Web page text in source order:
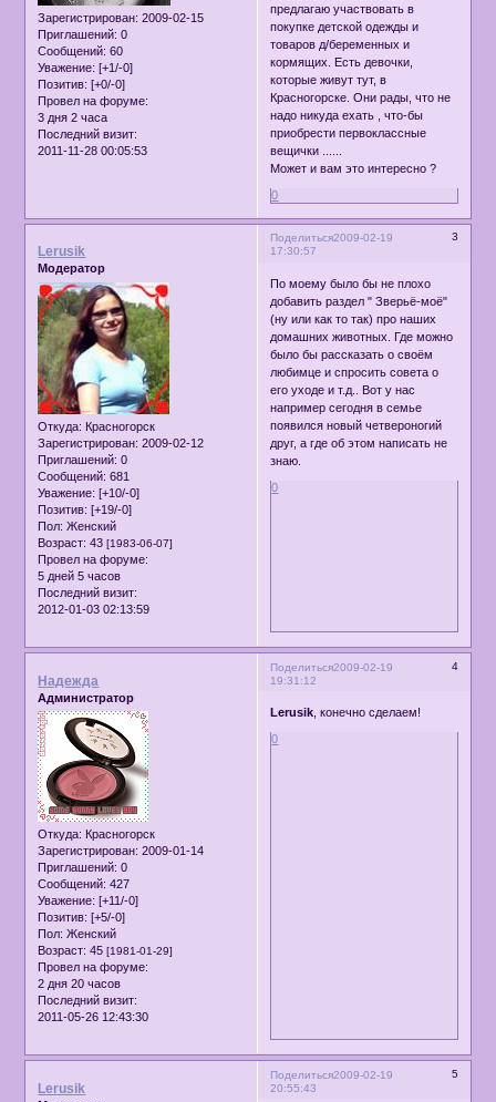
Зарегистрирован: 2009-02-15
Приглашений: 0
Сообщений: 60
Уважение: [+1/-0]
Позитив: [+0/-0]
Провел на форуме:
3 дня 2 часа
Последний визит:
2011-11-28 00:05:53
предлагаю участвовать в
покупке детской одежды и
товаров д/беременных и
кормящих. Есть девочки,
которые живут тут, в
Красногорске. Они рады, что не
надо никуда ехать , что-бы
приобрести первоклассные
вещички ......
Может и вам это интересно ?
0
Поделиться 3
2009-02-19
17:30:57
Lerusik
Модератор
Откуда: Красногорск
Зарегистрирован: 2009-02-12
Приглашений: 0
Сообщений: 681
Уважение: [+10/-0]
Позитив: [+19/-0]
Пол: Женский
Возраст: 43[1983-06-07]
Провел на форуме:
5 дней 5 часов
Последний визит:
2012-01-03 02:13:59
По моему было бы не плохо
добавить раздел " Зверьё-моё"
(ну или как то так) про наших
домашних животных. Где можно
было бы рассказать о своём
любимце и спросить совета о
его уходе и т.д.. Вот у нас
например сегодня в семье
появился новый четвероногий
друг, а где об этом написать не
знаю.
0
Поделиться 4
2009-02-19
19:31:12
Надежда
Администратор
Откуда: Красногорск
Зарегистрирован: 2009-01-14
Приглашений: 0
Сообщений: 427
Уважение: [+11/-0]
Позитив: [+5/-0]
Пол: Женский
Возраст: 45[1981-01-29]
Провел на форуме:
2 дня 20 часов
Последний визит:
2011-05-26 12:43:30
Lerusik , конечно сделаем!
0
Поделиться 5
2009-02-19
20:55:43
Lerusik